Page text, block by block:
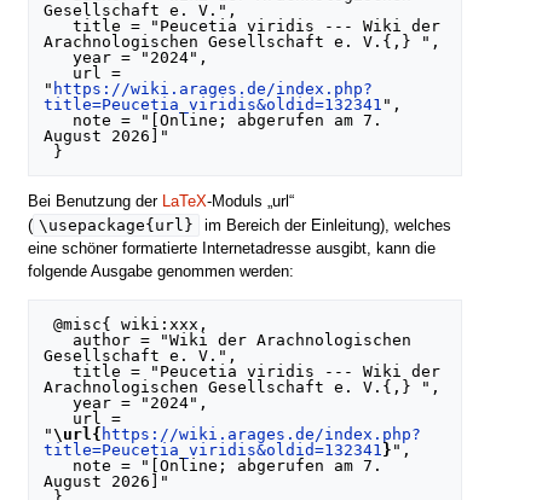
Gesellschaft e. V.",
   title = "Peucetia viridis --- Wiki der
Arachnologischen Gesellschaft e. V.{,} ",
   year = "2024",
" https://wiki.arages.de/index.php?
title=Peucetia_viridis&oldid=132341 ",
August 2026]"
Bei Benutzung der LaTeX-Moduls „url“
( \usepackage{url}
im Bereich der Einleitung), welches
eine schöner formatierte Internetadresse ausgibt, kann die
folgende Ausgabe genommen werden:
@misc{ wiki:xxx,
Gesellschaft e. V.",
   title = "Peucetia viridis --- Wiki der
Arachnologischen Gesellschaft e. V.{,} ",
   year = "2024",
"\url{ https://wiki.arages.de/index.php?
title=Peucetia_viridis&oldid=132341 } ",
August 2026]"